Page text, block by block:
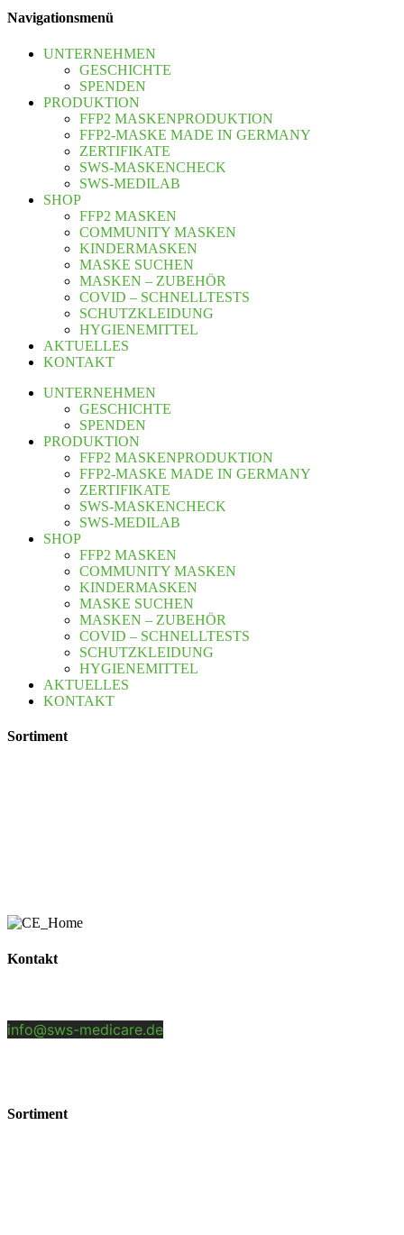
Navigationsmenü
UNTERNEHMEN
GESCHICHTE
SPENDEN
PRODUKTION
FFP2 MASKENPRODUKTION
FFP2-MASKE MADE IN GERMANY
ZERTIFIKATE
SWS-MASKENCHECK
SWS-MEDILAB
SHOP
FFP2 MASKEN
COMMUNITY MASKEN
KINDERMASKEN
MASKE SUCHEN
MASKEN – ZUBEHÖR
COVID – SCHNELLTESTS
SCHUTZKLEIDUNG
HYGIENEMITTEL
AKTUELLES
KONTAKT
UNTERNEHMEN
GESCHICHTE
SPENDEN
PRODUKTION
FFP2 MASKENPRODUKTION
FFP2-MASKE MADE IN GERMANY
ZERTIFIKATE
SWS-MASKENCHECK
SWS-MEDILAB
SHOP
FFP2 MASKEN
COMMUNITY MASKEN
KINDERMASKEN
MASKE SUCHEN
MASKEN – ZUBEHÖR
COVID – SCHNELLTESTS
SCHUTZKLEIDUNG
HYGIENEMITTEL
AKTUELLES
KONTAKT
Sortiment
Kontakt
info@sws-medicare.de
Sortiment